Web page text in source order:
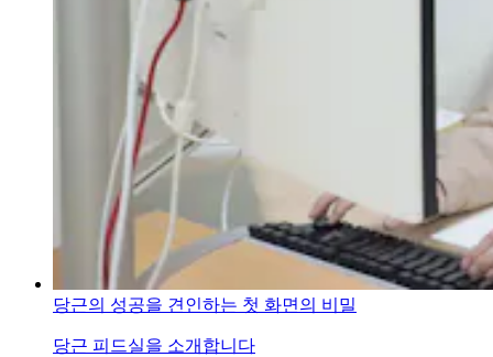
당근의 성공을 견인하는 첫 화면의 비밀
당근 피드실을 소개합니다